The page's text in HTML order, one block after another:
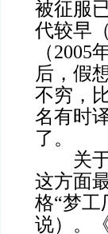
被征服
代较早
（
后，假
不穷，
名有时
了。
关于
这方面
格“梦工
说）。